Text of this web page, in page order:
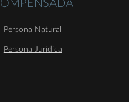
Persona Natural
Persona Jurídica